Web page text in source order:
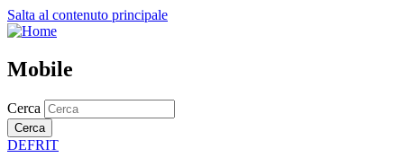
Salta al contenuto principale
Mobile
Cerca
Cerca
DEFRIT